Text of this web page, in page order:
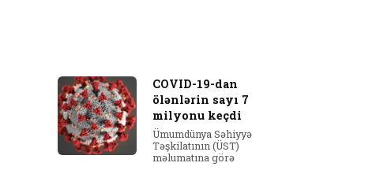
COVID-19-dan
ölənlərin sayı 7
milyonu keçdi
Ümumdünya Səhiyyə
Təşkilatının (ÜST)
məlumatına görə